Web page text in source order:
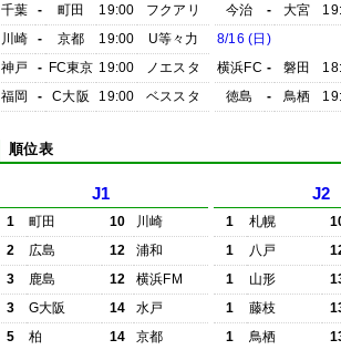
千葉
- 町田 19:00
フクアリ
川崎
- 京都 19:00
U等々力
神戸
- FC東京 19:00
ノエスタ
福岡
- C大阪 19:00 ベススタ
今治
- 大宮
8/16 (日)
横浜FC - 磐田
徳島
- 鳥栖
順位表
J1
1 町田 10
川崎
2
広島 12
浦和
3
鹿島 12
横浜FM
3
G大阪 14
水戸
5
柏 14
京都
J2
1 札幌
1
八戸
1
山形
1
藤枝
1
鳥栖